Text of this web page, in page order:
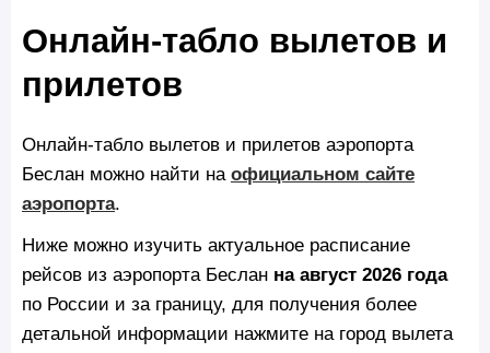
Онлайн-табло вылетов и
прилетов
Онлайн-табло вылетов и прилетов аэропорта
Беслан можно найти на официальном сайте
аэропорта.
Ниже можно изучить актуальное расписание
рейсов из аэропорта Беслан на август 2026 года
по России и за границу, для получения более
детальной информации нажмите на город вылета